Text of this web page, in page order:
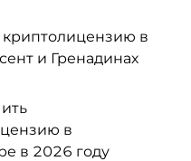
криптолицензию в
и Гренадинах
в
в 2026 году